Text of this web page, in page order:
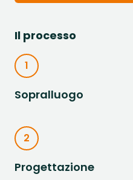
Il processo
1
Sopralluogo
2
Progettazione